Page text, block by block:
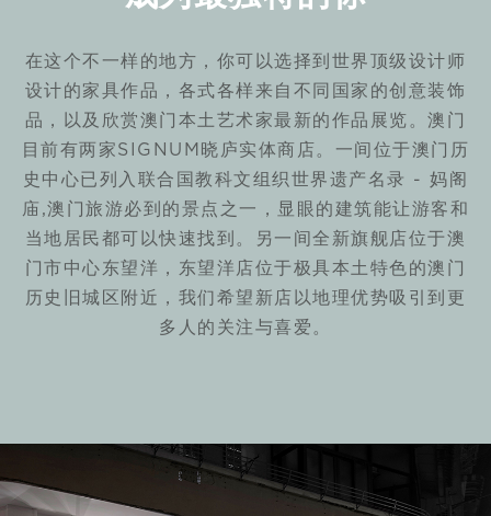
在这个不一样的地方，你可以选择到世界顶级设计师
设计的家具作品，各式各样来自不同国家的创意装饰
品，以及欣赏澳门本土艺术家最新的作品展览。澳门
目前有两家SIGNUM晓庐实体商店。一间位于澳门历
史中心已列入联合国教科文组织世界遗产名录 - 妈阁
庙,澳门旅游必到的景点之一，显眼的建筑能让游客和
当地居民都可以快速找到。另一间全新旗舰店位于澳
门市中心东望洋，东望洋店位于极具本土特色的澳门
历史旧城区附近，我们希望新店以地理优势吸引到更
多人的关注与喜爱。